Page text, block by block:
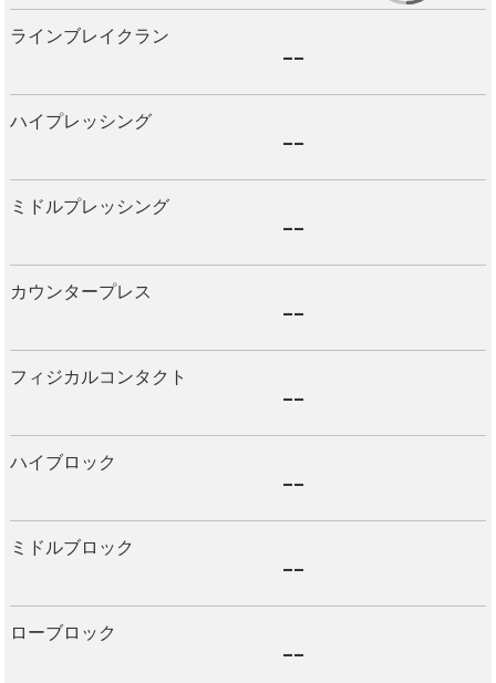
ラインブレイクラン --
ハイプレッシング --
ミドルプレッシング --
カウンタープレス --
フィジカルコンタクト --
ハイブロック --
ミドルブロック --
ローブロック --